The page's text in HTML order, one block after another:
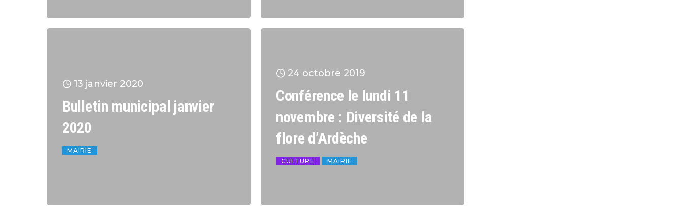
13 janvier 2020
Bulletin municipal janvier
2020
MAIRIE
24 octobre 2019
Conférence le lundi 11
novembre : Diversité de la
flore d’Ardèche
CULTURE MAIRIE